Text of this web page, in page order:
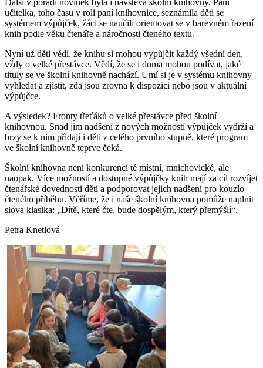
Další v pořadí novinek byla i návštěva školní knihovny. Paní
učitelka, toho času v roli paní knihovnice, seznámila děti se
systémem výpůjček, žáci se naučili orientovat se v barevném řazení
knih podle věku čtenáře a náročnosti čteného textu.
Nyní už děti vědí, že knihu si mohou vypůjčit každý všední den,
vždy o velké přestávce. Vědí, že se i doma mohou podívat, jaké
tituly se ve školní knihovně nachází. Umí si je v systému knihovny
vyhledat a zjistit, zda jsou zrovna k dispozici nebo jsou v aktuální
výpůjčce.
A výsledek? Fronty třeťáků o velké přestávce před školní
knihovnou. Snad jim nadšení z nových možností výpůjček vydrží a
brzy se k nim přidají i děti z celého prvního stupně, které program
ve školní knihovně teprve čeká.
Školní knihovna není konkurencí té místní, mnichovické, ale
naopak. Více možností a dostupné výpůjčky knih mají za cíl rozvíjet
čtenářské dovednosti dětí a podporovat jejich nadšení pro kouzlo
čteného příběhu. Věříme, že i naše školní knihovna pomůže naplnit
slova klasika: „Dítě, které čte, bude dospělým, který přemýšlí“.
Petra Knetlová